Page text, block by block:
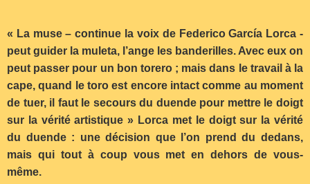
« La muse – continue la voix de Federico García Lorca -
peut guider la muleta, l’ange les banderilles. Avec eux on
peut passer pour un bon torero ; mais dans le travail à la
cape, quand le toro est encore intact comme au moment
de tuer, il faut le secours du duende pour mettre le doigt
sur la vérité artistique » Lorca met le doigt sur la vérité
du duende : une décision que l’on prend du dedans,
mais qui tout à coup vous met en dehors de vous-
même.